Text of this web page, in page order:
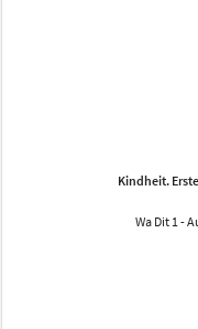
Kindheit.
Wa Dit 1 -